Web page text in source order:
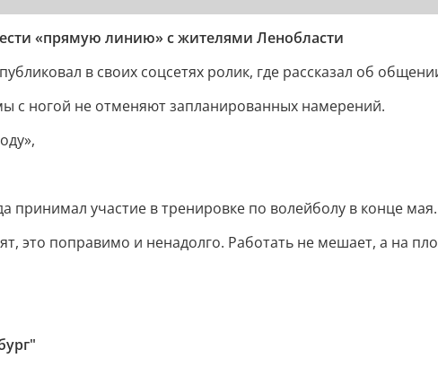
«прямую линию» с жителями Ленобласти
в своих соцсетях ролик, где рассказал об
с ногой не отменяют запланированных намерений.
принимал участие в тренировке по волейболу в конце мая.
это поправимо и ненадолго. Работать не мешает, а на